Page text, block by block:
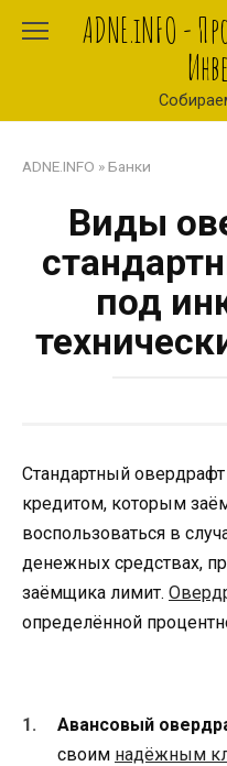
ADNE.iNFO -
ADNE.INFO »Банки
Виды
под
Стандартный овердрафт
кредитом, которым
воспользоваться в
денежных средствах,
заёмщика лимит.
определённой
Авансовый
своим надёжным